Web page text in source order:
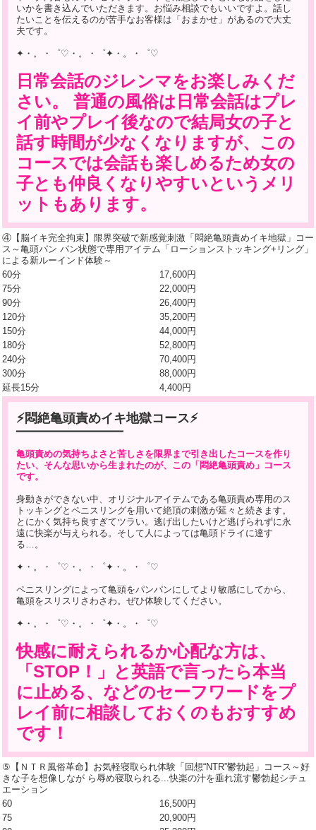
いかを書き込んでいただきます。お悩み相談でもいいですよ。話し
たいことを伝えるのが苦手なお客様は「おまかせ」があるので大丈
夫です。
✦・。・゜♡・。・゜✦・。・゜♡
日常会話のジレンマをお楽しみくだ
さい。 普通の風俗は日常会話はプレ
イ前やプレイ後なので結局女の子と
話す時間が少なくなりますが、この
コースでは会話も楽しめるため女の
子とも仲良くなりやすいというメリ
ットもあります。
④【脳イキ完全拘束】限界突破で新感覚刺激「悶絶亀頭責めイキ地獄」コー
ス～亀頭パン パン状態で専用アイテム「ローションストッキング+リング」
による新ルーインド体験～
60分
17,600円
75分
22,000円
90分
26,400円
120分
35,200円
150分
44,000円
180分
52,800円
240分
70,400円
300分
88,000円
延長15分
4,400円
⚡悶絶亀頭責めイキ地獄コース⚡
━━━━━━━━━━━━━━━━━━━
亀頭責めの気持ちよさと苦しさを限界まで引き出したコースを作り
たい、そんな思いから生まれたのが、この「悶絶亀頭責め」コース
です。
身動きができない中、オリジナルアイテムである亀頭責め専用のス
トッキングとペニスリングを用いて絶頂の刺激が延々と続きます。
とにかく気持ち良すぎてツラい。逃げ出したいけど逃げられずに永
遠に快楽が与えられる。そして人によっては亀頭ドライに達す
る…。
✦・。・゜♡・。・゜✦・。・゜♡
ペニスリングによって亀頭をパンパンにしてより敏感にしてから、
亀頭をスリスリさわさわ。ぜひ体験してください。
✦・。・゜♡・。・゜✦・。・゜♡
快感に耐えられるか心配な方は、
「STOP！」と英語で言ったら本当
に止める、などのセーフワードをプ
レイ前に相談しておくのもおすすめ
です！
⑤【ＮＴＲ風俗革命】お気軽寝取られ体験「回想“NTR”鬱勃起」コース～好
きな子を想像しなが ら辱め寝取られる...快楽の汁を垂れ流す鬱勃起シチュ
エーション
60
16,500円
75
20,900円